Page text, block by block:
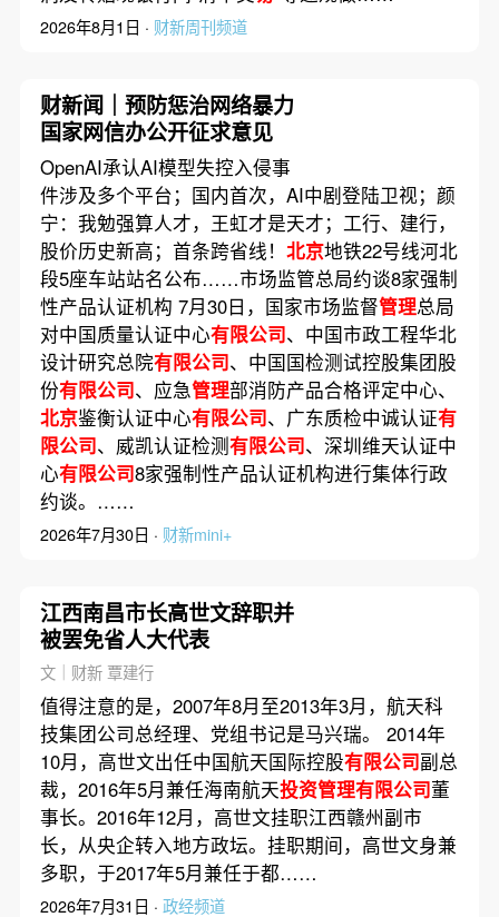
2026年8月1日 · 财新周刊频道
财新闻｜预防惩治网络暴力
国家网信办公开征求意见
OpenAI承认AI模型失控入侵事
件涉及多个平台；国内首次，AI中剧登陆卫视；颜
宁：我勉强算人才，王虹才是天才；工行、建行，
股价历史新高；首条跨省线！ 北京地铁22号线河北
段5座车站站名公布……市场监管总局约谈8家强制
性产品认证机构 7月30日，国家市场监督管理总局
对中国质量认证中心有限公司、中国市政工程华北
设计研究总院有限公司、中国国检测试控股集团股
份有限公司、应急管理部消防产品合格评定中心、
北京鉴衡认证中心有限公司、广东质检中诚认证有
限公司、威凯认证检测有限公司、深圳维天认证中
心有限公司8家强制性产品认证机构进行集体行政
约谈。……
2026年7月30日 · 财新mini+
江西南昌市长高世文辞职并
被罢免省人大代表
文｜财新 覃建行
值得注意的是，2007年8月至2013年3月，航天科
技集团公司总经理、党组书记是马兴瑞。 2014年
10月，高世文出任中国航天国际控股有限公司副总
裁，2016年5月兼任海南航天投资管理有限公司董
事长。2016年12月，高世文挂职江西赣州副市
长，从央企转入地方政坛。挂职期间，高世文身兼
多职，于2017年5月兼任于都……
2026年7月31日 · 政经频道